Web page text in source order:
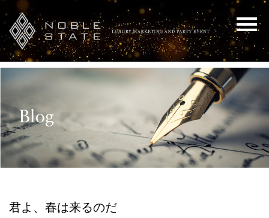
君よ、春は来るのだ